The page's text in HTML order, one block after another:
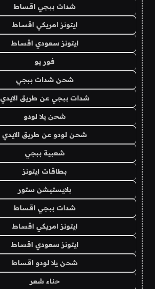
شدات ببجي اقساط
ايتونز امريكي اقساط
ايتونز سعودي اقساط
فور يو
شحن شدات ببجي
شدات ببجي عن طريق الايدي
شحن يلا لودو
شحن لودو عن طريق الايدي
شعبية ببجي
بطاقات ايتونز
بلايستيشن ستور
شدات ببجي اقساط
ايتونز امريكي اقساط
ايتونز سعودي اقساط
شحن يلا لودو اقساط
حناء شعر